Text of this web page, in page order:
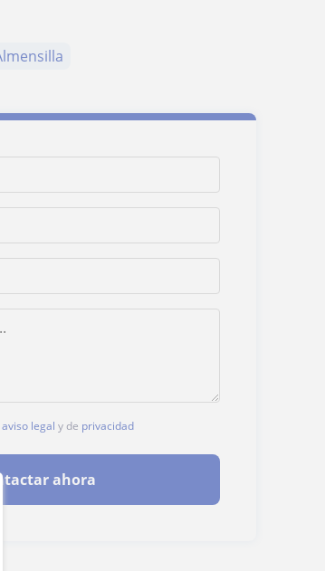
aviso legal y de privacidad
ahora